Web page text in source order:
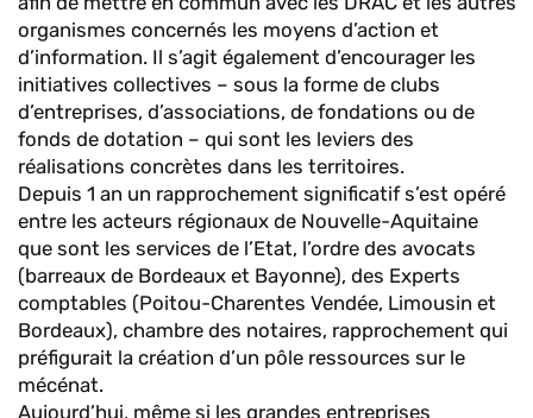
organismes concernés les moyens d’action et
d’information. Il s’agit également d’encourager les
initiatives collectives – sous la forme de clubs
d’entreprises, d’associations, de fondations ou de
fonds de dotation – qui sont les leviers des
réalisations concrètes dans les territoires.
Depuis 1 an un rapprochement significatif s’est opéré
entre les acteurs régionaux de Nouvelle-Aquitaine
que sont les services de l’Etat, l’ordre des avocats
(barreaux de Bordeaux et Bayonne), des Experts
comptables (Poitou-Charentes Vendée, Limousin et
Bordeaux), chambre des notaires, rapprochement qui
préfigurait la création d’un pôle ressources sur le
mécénat.
Aujourd’hui, même si les grandes entreprises